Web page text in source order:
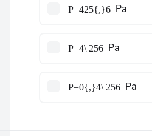
P=425{,}6 Pa
P=4\ 256 Pa
P=0{,}4\ 256 Pa